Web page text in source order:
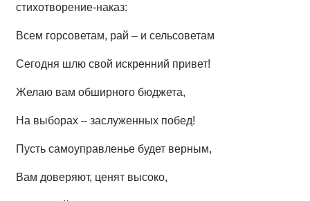
стихотворение-наказ:
Всем горсоветам, рай – и сельсоветам
Сегодня шлю свой искренний привет!
Желаю вам обширного бюджета,
На выборах – заслуженных побед!
Пусть самоуправленье будет верным,
Вам доверяют, ценят высоко,